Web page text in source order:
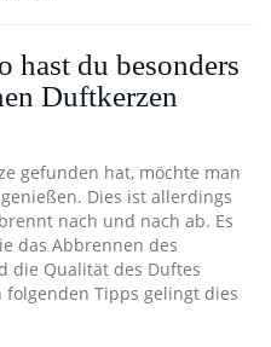
hast du besonders
Duftkerzen
gefunden hat, möchte man
Dies ist allerdings
nach und nach ab. Es
das Abbrennen des
die Qualität des Duftes
Tipps gelingt dies